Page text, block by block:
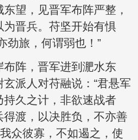
望，见晋军布阵严整，
晋兵。苻坚开始有惧
劲旅，何谓弱也！”
阵，晋军进到淝水东
派人对苻融说：“君悬军
久之计，非欲速战者
渡，以决胜负，不亦善
众彼寡，不如遏之，使